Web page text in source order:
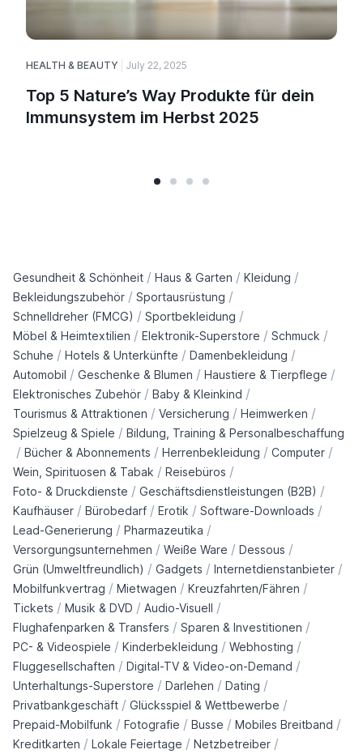
HEALTH & BEAUTY July 22, 2025
Top 5 Nature’s Way Produkte für dein
Immunsystem im Herbst 2025
Gesundheit & Schönheit / Haus & Garten / Kleidung /
Bekleidungszubehör / Sportausrüstung /
Schnelldreher (FMCG) / Sportbekleidung /
Möbel & Heimtextilien / Elektronik-Superstore / Schmuck /
Schuhe / Hotels & Unterkünfte / Damenbekleidung /
Automobil / Geschenke & Blumen / Haustiere & Tierpflege /
Elektronisches Zubehör / Baby & Kleinkind /
Tourismus & Attraktionen / Versicherung / Heimwerken /
Spielzeug & Spiele / Bildung, Training & Personalbeschaffung
/ Bücher & Abonnements / Herrenbekleidung / Computer /
Wein, Spirituosen & Tabak / Reisebüros /
Foto- & Druckdienste / Geschäftsdienstleistungen (B2B) /
Kaufhäuser / Bürobedarf / Erotik / Software-Downloads /
Lead-Generierung / Pharmazeutika /
Versorgungsunternehmen / Weiße Ware / Dessous /
Grün (Umweltfreundlich) / Gadgets / Internetdienstanbieter /
Mobilfunkvertrag / Mietwagen / Kreuzfahrten/Fähren /
Tickets / Musik & DVD / Audio-Visuell /
Flughafenparken & Transfers / Sparen & Investitionen /
PC- & Videospiele / Kinderbekleidung / Webhosting /
Fluggesellschaften / Digital-TV & Video-on-Demand /
Unterhaltungs-Superstore / Darlehen / Dating /
Privatbankgeschäft / Glücksspiel & Wettbewerbe /
Prepaid-Mobilfunk / Fotografie / Busse / Mobiles Breitband /
Kreditkarten / Lokale Feiertage / Netzbetreiber /